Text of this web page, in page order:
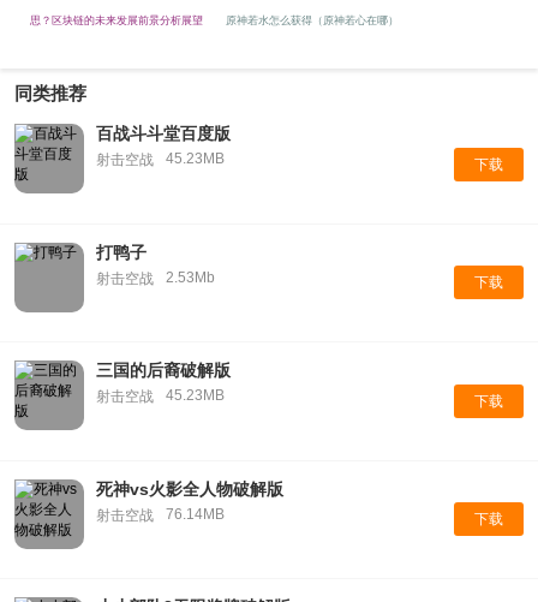
思？区块链的未来发展前景分析展望 原神若水怎么获得（原神若心在哪）
同类推荐
百战斗斗堂百度版
射击空战 45.23MB 下载
打鸭子
射击空战 2.53Mb 下载
三国的后裔破解版
射击空战 45.23MB 下载
死神vs火影全人物破解版
射击空战 76.14MB 下载